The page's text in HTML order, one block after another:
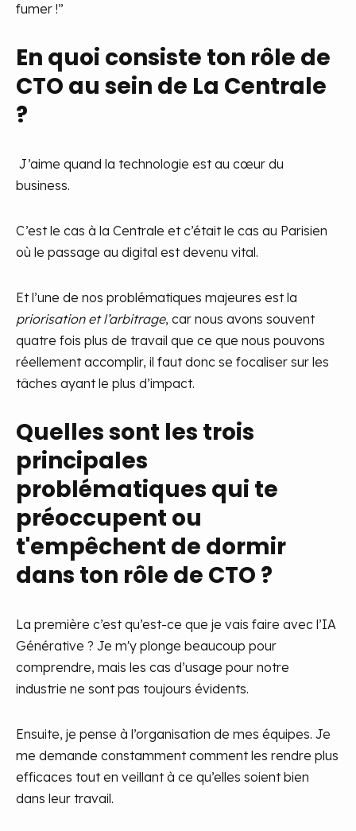
fumer !”
En quoi consiste ton rôle de
CTO au sein de La Centrale
?
J’aime quand la technologie est au cœur du
business.
C’est le cas à la Centrale et c’était le cas au Parisien
où le passage au digital est devenu vital.
Et l’une de nos problématiques majeures est la
priorisation et l’arbitrage, car nous avons souvent
quatre fois plus de travail que ce que nous pouvons
réellement accomplir, il faut donc se focaliser sur les
tâches ayant le plus d’impact.
Quelles sont les trois
principales
problématiques qui te
préoccupent ou
t'empêchent de dormir
dans ton rôle de CTO ?
La première c’est qu’est-ce que je vais faire avec l’IA
Générative ? Je m'y plonge beaucoup pour
comprendre, mais les cas d’usage pour notre
industrie ne sont pas toujours évidents.
Ensuite, je pense à l’organisation de mes équipes. Je
me demande constamment comment les rendre plus
efficaces tout en veillant à ce qu’elles soient bien
dans leur travail.